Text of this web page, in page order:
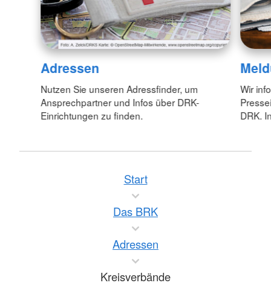
Adressen
Nutzen Sie unseren Adressfinder, um
Ansprechpartner und Infos über DRK-
Einrichtungen zu finden.
Wir
DRK.
Start
Das BRK
Adressen
Kreisverbände